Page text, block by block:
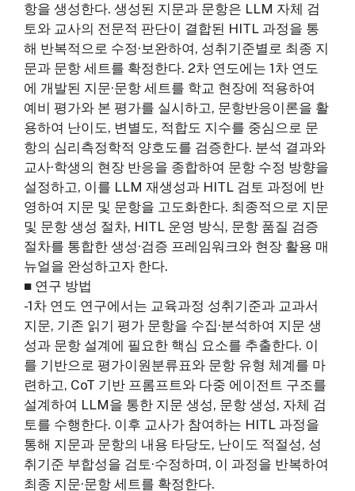
항을 생성한다. 생성된 지문과 문항은 LLM 자체 검
토와 교사의 전문적 판단이 결합된 HITL 과정을 통
해 반복적으로 수정·보완하여, 성취기준별로 최종 지
문과 문항 세트를 확정한다. 2차 연도에는 1차 연도
에 개발된 지문·문항 세트를 학교 현장에 적용하여
예비 평가와 본 평가를 실시하고, 문항반응이론을 활
용하여 난이도, 변별도, 적합도 지수를 중심으로 문
항의 심리측정학적 양호도를 검증한다. 분석 결과와
교사·학생의 현장 반응을 종합하여 문항 수정 방향을
설정하고, 이를 LLM 재생성과 HITL 검토 과정에 반
영하여 지문 및 문항을 고도화한다. 최종적으로 지문
및 문항 생성 절차, HITL 운영 방식, 문항 품질 검증
절차를 통합한 생성·검증 프레임워크와 현장 활용 매
뉴얼을 완성하고자 한다.
■ 연구 방법
-1차 연도 연구에서는 교육과정 성취기준과 교과서
지문, 기존 읽기 평가 문항을 수집·분석하여 지문 생
성과 문항 설계에 필요한 핵심 요소를 추출한다. 이
를 기반으로 평가이원분류표와 문항 유형 체계를 마
련하고, CoT 기반 프롬프트와 다중 에이전트 구조를
설계하여 LLM을 통한 지문 생성, 문항 생성, 자체 검
토를 수행한다. 이후 교사가 참여하는 HITL 과정을
통해 지문과 문항의 내용 타당도, 난이도 적절성, 성
취기준 부합성을 검토·수정하며, 이 과정을 반복하여
최종 지문·문항 세트를 확정한다.